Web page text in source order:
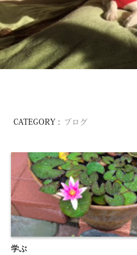
CATEGORY : ブログ
学ぶ